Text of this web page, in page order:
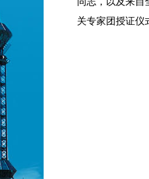
关专家团授证仪